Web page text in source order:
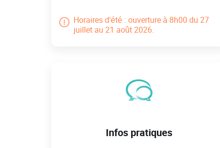
Horaires d'été : ouverture à 8h00 du 27
juillet au 21 août 2026.
Infos pratiques